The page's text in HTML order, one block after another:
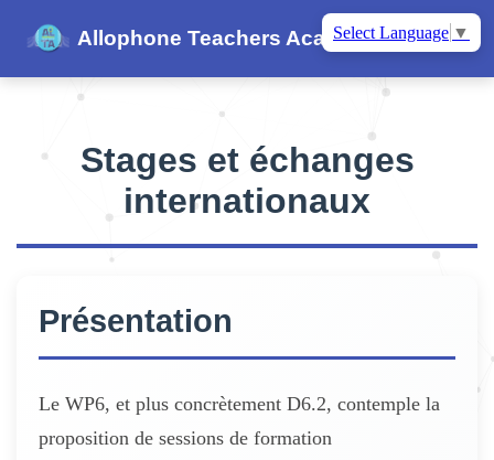
Select Language ▼
Allophone Teachers Academy
Stages et échanges
internationaux
Présentation
Le WP6, et plus concrètement D6.2, contemple la
proposition de sessions de formation